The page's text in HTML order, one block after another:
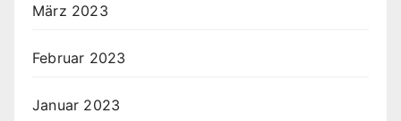
März 2023
Februar 2023
Januar 2023